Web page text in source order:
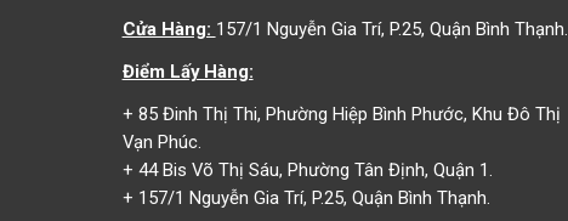
Cửa Hàng: 157/1 Nguyễn Gia Trí, P.25, Quận Bình Thạnh.
Điểm Lấy Hàng:
+ 85 Đinh Thị Thi, Phường Hiệp Bình Phước, Khu Đô Thị
Vạn Phúc.
+ 44 Bis Võ Thị Sáu, Phường Tân Định, Quận 1.
+ 157/1 Nguyễn Gia Trí, P.25, Quận Bình Thạnh.